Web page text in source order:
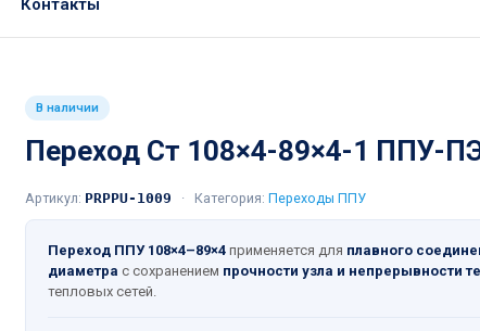
Контакты
В наличии
Переход Ст 108×4-89×4-1 ППУ-
Артикул: PRPPU-1009 · Категория: Переходы ППУ
Переход ППУ 108×4–89×4 применяется для плавного
диаметра с сохранением прочности узла и непрерывности
тепловых сетей.